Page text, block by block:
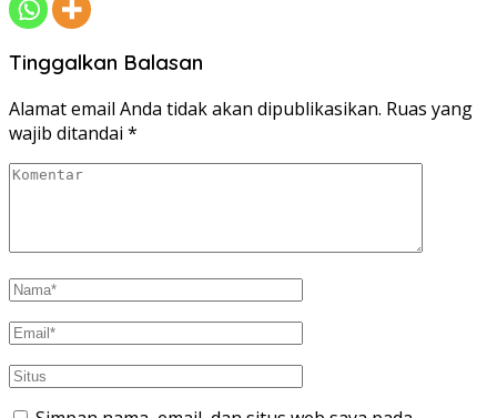
Tinggalkan Balasan
Alamat email Anda tidak akan dipublikasikan. Ruas yang
wajib ditandai *